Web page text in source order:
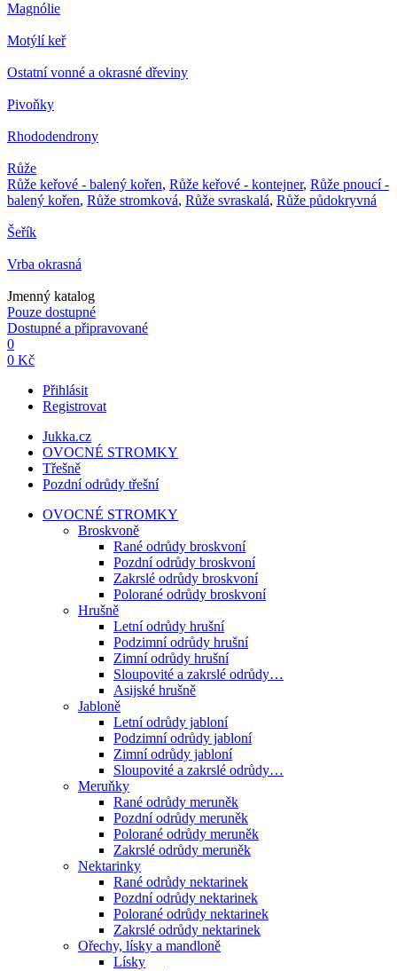
Magnólie
Motýlí keř
Ostatní vonné a okrasné dřeviny
Pivoňky
Rhododendrony
Růže
Růže keřové - balený kořen, Růže keřové - kontejner, Růže pnoucí -
balený kořen, Růže stromková, Růže svraskalá, Růže půdokryvná
Šeřík
Vrba okrasná
Jmenný katalog
Pouze dostupné
Dostupné a připravované
0
0 Kč
Přihlásit
Registrovat
Jukka.cz
OVOCNÉ STROMKY
Třešně
Pozdní odrůdy třešní
OVOCNÉ STROMKY
Broskvoně
Rané odrůdy broskvoní
Pozdní odrůdy broskvoní
Zakrslé odrůdy broskvoní
Polorané odrůdy broskvoní
Hrušně
Letní odrůdy hrušní
Podzimní odrůdy hrušní
Zimní odrůdy hrušní
Sloupovité a zakrslé odrůdy…
Asijské hrušně
Jabloně
Letní odrůdy jabloní
Podzimní odrůdy jabloní
Zimní odrůdy jabloní
Sloupovité a zakrslé odrůdy…
Meruňky
Rané odrůdy meruněk
Pozdní odrůdy meruněk
Polorané odrůdy meruněk
Zakrslé odrůdy meruněk
Nektarinky
Rané odrůdy nektarinek
Pozdní odrůdy nektarinek
Polorané odrůdy nektarinek
Zakrslé odrůdy nektarinek
Ořechy, lísky a mandloně
Lísky